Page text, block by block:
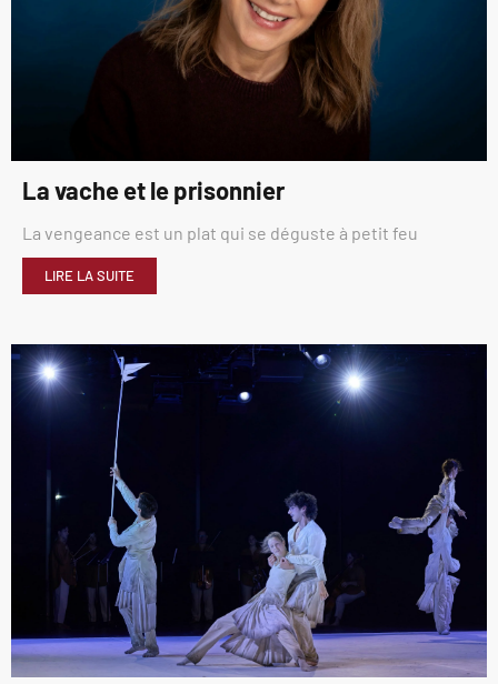
La vache et le prisonnier
La vengeance est un plat qui se déguste à petit feu
LIRE LA SUITE